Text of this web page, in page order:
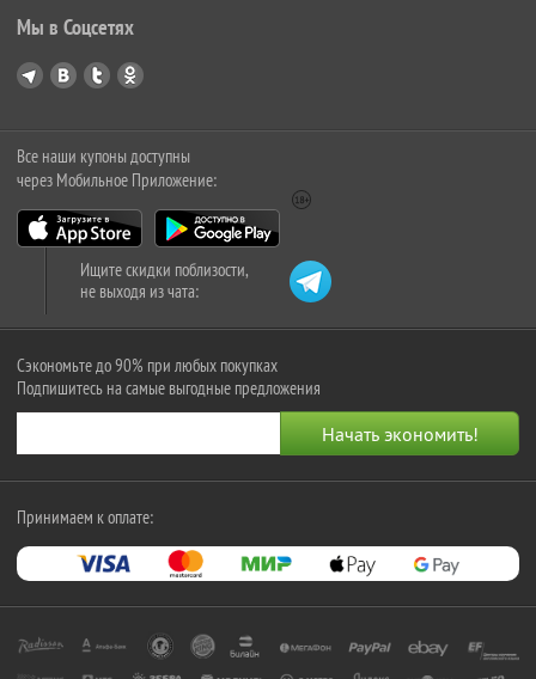
Мы в Соцсетях
Все наши купоны доступны
через Мобильное Приложение:
Ищите скидки поблизости,
не выходя из чата:
Сэкономьте до 90% при любых покупках
Подпишитесь на самые выгодные предложения
Принимаем к оплате: